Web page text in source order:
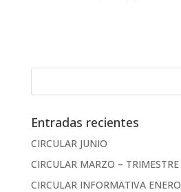
Entradas recientes
CIRCULAR JUNIO
CIRCULAR MARZO – TRIMESTRE
CIRCULAR INFORMATIVA ENERO